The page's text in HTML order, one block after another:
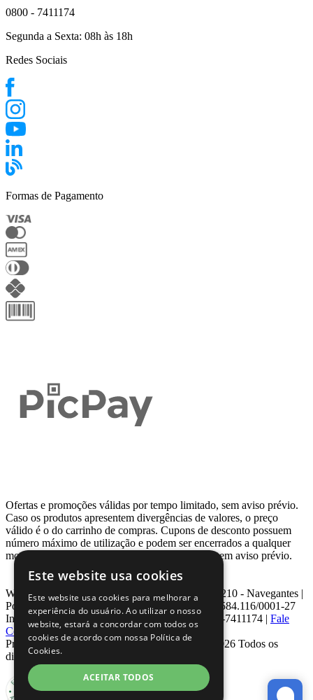
0800 - 7411174
Segunda a Sexta: 08h às 18h
Redes Sociais
Formas de Pagamento
Ofertas e promoções válidas por tempo limitado, sem aviso prévio.
Caso os produtos apresentem divergências de valores, o preço
válido é o do carrinho de compras. Cupons de desconto possuem
número máximo de utilização e podem ser encerrados a qualquer
momento, de acordo com sua disponibilidade e sem aviso prévio.
Webcontinental LTDA | Travessa Venezuela, Nº 210 - Navegantes |
Porto Alegre - RS - CEP: 90.240-220 CNPJ: 08.584.116/0001-27
Inscrição Estadual: 0963171399 | Telefone: 0800-7411174 | Fale
Conosco|ouvidoria@webcontinental.com.br
Proibida reprodução total ou parcial | © 2007 - 2026 Todos os
direitos reservados - WebContinental
Este website usa cookies
Este website usa cookies para melhorar a
experiência do usuário. Ao utilizar o nosso
website, estará a concordar com todos os
cookies de acordo com nossa Política de
Cookies.
ACEITAR TODOS